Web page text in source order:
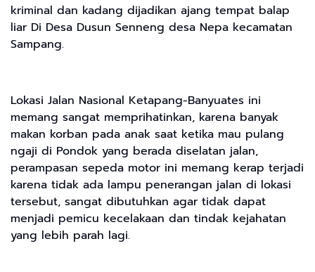
kriminal dan kadang dijadikan ajang tempat balap
liar Di Desa Dusun Senneng desa Nepa kecamatan
Sampang.
Lokasi Jalan Nasional Ketapang-Banyuates ini
memang sangat memprihatinkan, karena banyak
makan korban pada anak saat ketika mau pulang
ngaji di Pondok yang berada diselatan jalan,
perampasan sepeda motor ini memang kerap terjadi
karena tidak ada lampu penerangan jalan di lokasi
tersebut, sangat dibutuhkan agar tidak dapat
menjadi pemicu kecelakaan dan tindak kejahatan
yang lebih parah lagi.